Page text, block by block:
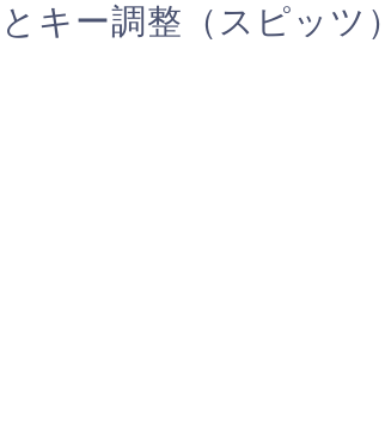
キー調整（スピッツ）